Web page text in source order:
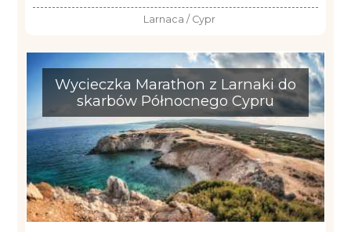
Larnaca / Cypr
Wycieczka Marathon z Larnaki do
skarbów Północnego Cypru